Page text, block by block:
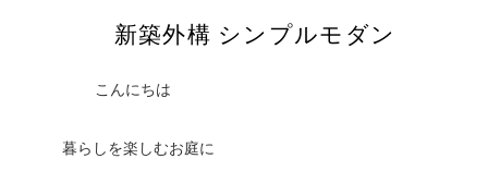
新築外構 シンプルモダン
こんにちは
暮らしを楽しむお庭に